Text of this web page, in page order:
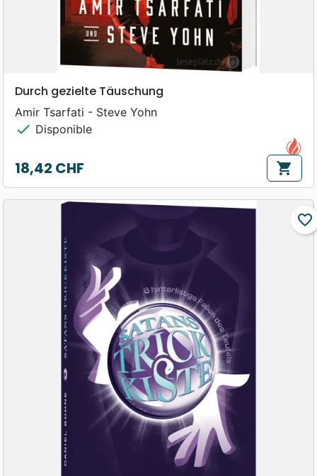
Durch gezielte Täuschung
Amir Tsarfati - Steve Yohn
check Disponible
Prix
18,42 CHF shopping_cart
favorite_border